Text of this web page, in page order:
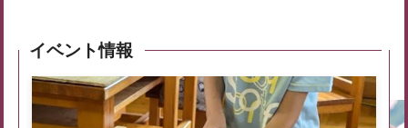
イベント情報